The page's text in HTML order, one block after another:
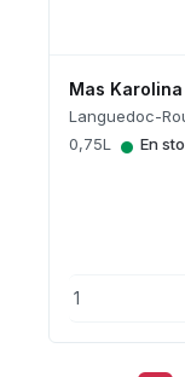
Mas
Languedoc-
0,75L
• En